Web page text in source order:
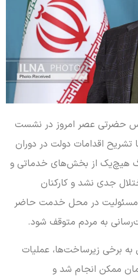
حضرتی عصر امروز در نشست
تشریح اقدامات دولت در دوران
هیچ‌یک از بخش‌های خدماتی و
جدی نشد و کارکنان
در محل خدمت حاضر
به مردم متوقف شود.
برخی زیرساخت‌ها، عملیات
ممکن انجام شد و